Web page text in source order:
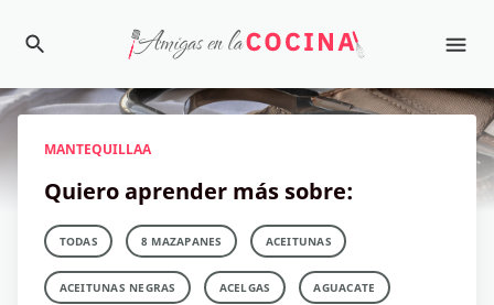
MANTEQUILLAA
Quiero aprender más sobre:
TODAS 8 MAZAPANES ACEITUNAS
ACEITUNAS NEGRAS ACELGAS AGUACATE